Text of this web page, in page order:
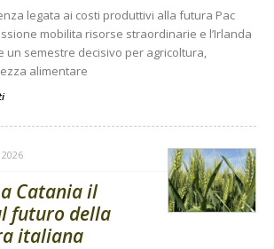
legata ai costi produttivi alla futura Pac
mobilita risorse straordinarie e l’Irlanda
un semestre decisivo per agricoltura,
alimentare
Catania il
futuro della
italiana